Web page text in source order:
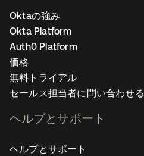
Oktaの強み
Okta Platform
Auth0 Platform
価格
無料トライアル
セールス担当者に問い合わせる
ヘルプとサポート
ヘルプとサポート